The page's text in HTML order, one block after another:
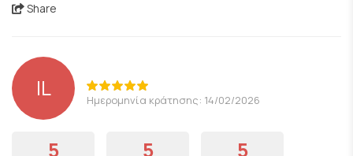
Share
IL Ημερομηνία κράτησης: 14/02/2026
5 5 5